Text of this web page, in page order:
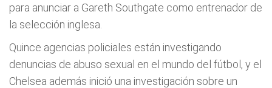
para anunciar a Gareth Southgate como entrenador de
la selección inglesa.
Quince agencias policiales están investigando
denuncias de abuso sexual en el mundo del fútbol, y el
Chelsea además inició una investigación sobre un